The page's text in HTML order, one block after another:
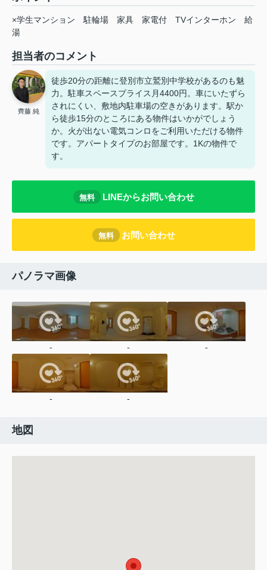
×学生マンション 駐輪場 家具 家電付 TVインターホン
給
湯
担当者のコメント
齊藤 純
徒歩20分の距離に登別市立鷲別中学校があるのも魅
力。駐車スペースプライス月4400円。車にいたずら
されにくい、敷地内駐車場の空きがあります。駅か
ら徒歩15分のところにある物件はいかがでしょう
か。火が出ない電気コンロをご利用いただける物件
です。アパートタイプのお部屋です。1Kの物件で
す。
無料 LINEからお問い合わせ
無料 お問い合わせ
パノラマ画像
- - -
- -
地図